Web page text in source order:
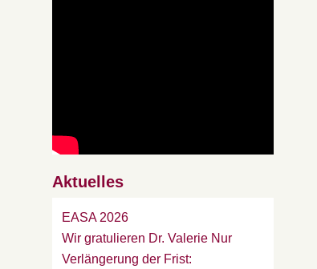
Aktuelles
EASA 2026
Wir gratulieren Dr. Valerie Nur
Verlängerung der Frist: